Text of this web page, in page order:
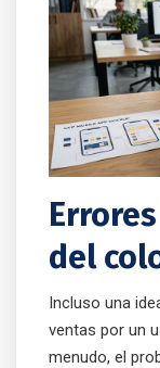
del
Incluso una
ventas por un
menudo, el